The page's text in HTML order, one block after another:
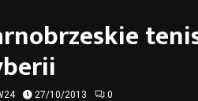
27/10/2013 0